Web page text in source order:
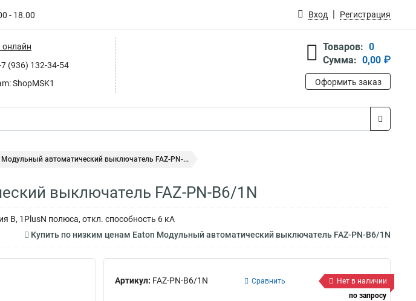
- 18.00 Вход Регистрация
онлайн
(936) 132-34-54
ShopMSK1
Товаров: 0
Сумма: 0,00 ₽
Оформить заказ
Модульный автоматический выключатель FAZ-PN-...
выключатель FAZ-PN-B6/1N
В, 1PlusN полюса, откл. способность 6 кА
Купить по низким ценам Eaton Модульный автоматический выключатель FAZ-PN-B6/1N
Артикул: FAZ-PN-B6/1N Сравнить
Нет в наличии
по запросу